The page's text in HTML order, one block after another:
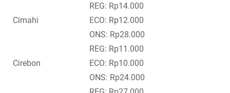
Cimahi
REG: Rp14.000
ECO: Rp12.000
ONS: Rp28.000
Cirebon
REG: Rp11.000
ECO: Rp10.000
ONS: Rp24.000